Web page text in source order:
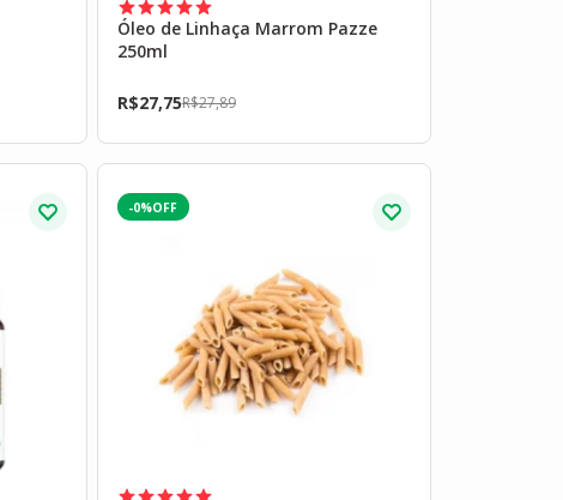
Óleo de Linhaça Marrom Pazze
250ml
R$27,89
R$27,75
-0%